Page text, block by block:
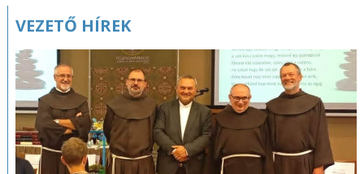
VEZETŐ HÍREK